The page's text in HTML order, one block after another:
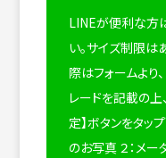
LINEが便利な方
い。サイズ制限は
際はフォームより
レードを記載の上
定】ボタンをタッ
のお写真 ２：メ